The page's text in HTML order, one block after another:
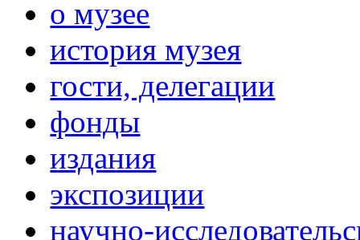
о музее
история музея
гости, делегации
фонды
издания
экспозиции
научно-